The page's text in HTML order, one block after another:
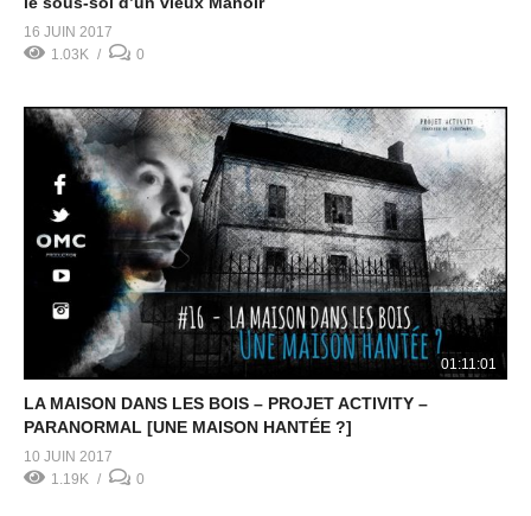
16 JUIN 2017
1.03K
0
01:11:01
LA MAISON DANS LES BOIS – PROJET ACTIVITY –
PARANORMAL [UNE MAISON HANTÉE ?]
10 JUIN 2017
1.19K
0